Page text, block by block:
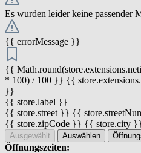
Es wurden leider keine passender
{{ errorMessage }}
{{
* 100) / 100 }} {{
}}
{{ store.label }}
{{ store.street }} {{
{{ store.zipCode }} {{ store.city
Ausgewählt Auswählen
Öffnungszeiten: